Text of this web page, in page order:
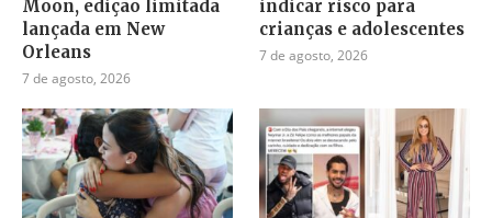
Moon, edição limitada
lançada em New
Orleans
7 de agosto, 2026
indicar risco para
crianças e adolescentes
7 de agosto, 2026